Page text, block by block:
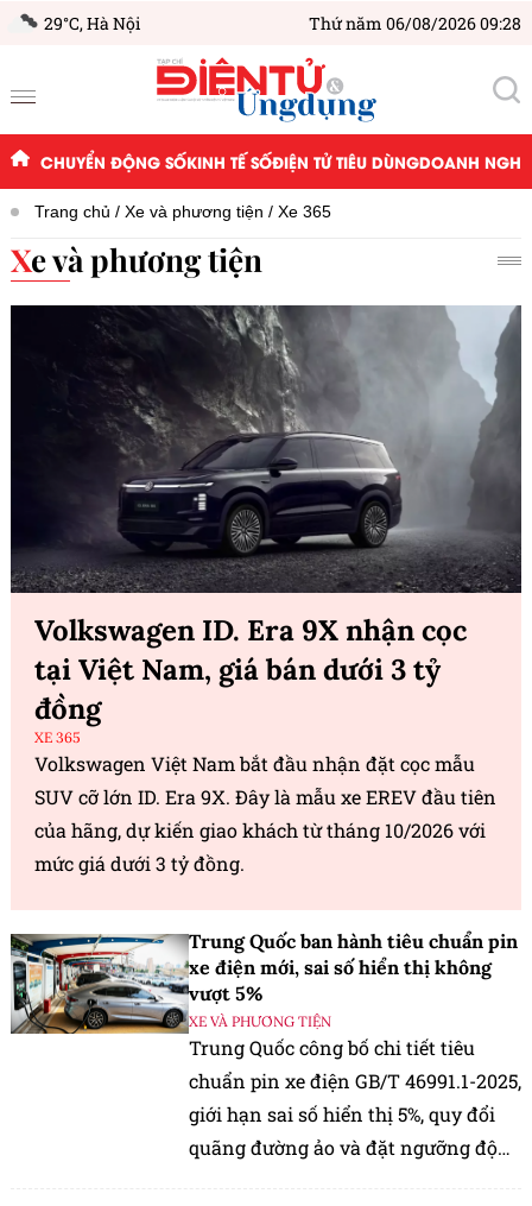
29°C,Hà Nội Thứ năm 06/08/2026 09:28
CHUYỂN ĐỘNG SỐKINH TẾ SỐĐIỆN TỬ TIÊU DÙNGDOANH
Trang chủ Xe và phương tiện Xe 365
Xe và phương tiện
Volkswagen ID. Era 9X nhận cọc
tại Việt Nam, giá bán dưới 3 tỷ
đồng
XE 365
Volkswagen Việt Nam bắt đầu nhận đặt cọc mẫu
SUV cỡ lớn ID. Era 9X. Đây là mẫu xe EREV đầu tiên
của hãng, dự kiến giao khách từ tháng 10/2026 với
mức giá dưới 3 tỷ đồng.
Trung Quốc ban hành tiêu chuẩn pin
xe điện mới, sai số hiển thị không
vượt 5%
XE VÀ PHƯƠNG TIỆN
Trung Quốc công bố chi tiết tiêu
chuẩn pin xe điện GB/T 46991.1-2025,
giới hạn sai số hiển thị 5%, quy đổi
quãng đường ảo và đặt ngưỡng độ